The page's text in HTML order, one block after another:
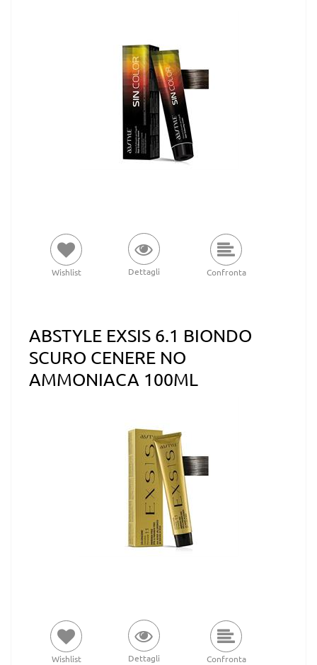
Wishlist Dettagli Confronta
ABSTYLE EXSIS 6.1 BIONDO
SCURO CENERE NO
AMMONIACA 100ML
Wishlist Dettagli Confronta